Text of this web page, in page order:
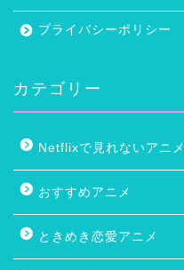
プライバシーポリシー
カテゴリー
Netflixで見れないアニメ
おすすめアニメ
ときめき恋愛アニメ